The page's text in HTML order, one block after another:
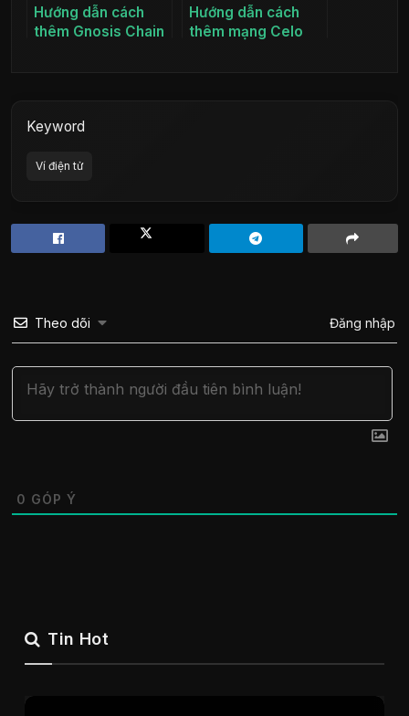
Hướng dẫn cách
thêm Gnosis Chain
Hướng dẫn cách
thêm mạng Celo
Keyword
Ví điện tử
Theo dõi Đăng nhập
0 GÓP Ý
Tin Hot